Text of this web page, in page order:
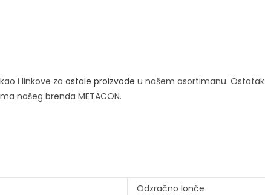
kao i linkove za ostale proizvode u našem asortimanu. Ostatak
našeg brenda METACON.
Odzračno lonče